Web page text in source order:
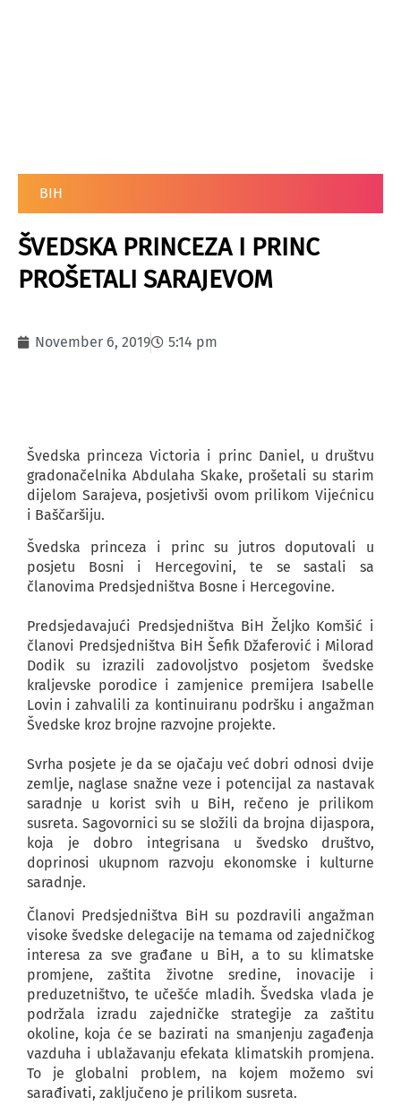
BIH
ŠVEDSKA PRINCEZA I PRINC
PROŠETALI SARAJEVOM
November 6, 2019 5:14 pm
Švedska princeza Victoria i princ Daniel, u društvu
gradonačelnika Abdulaha Skake, prošetali su starim
dijelom Sarajeva, posjetivši ovom prilikom Vijećnicu
i Baščaršiju.
Švedska princeza i princ su jutros doputovali u
posjetu Bosni i Hercegovini, te se sastali sa
članovima Predsjedništva Bosne i Hercegovine.
Predsjedavajući Predsjedništva BiH Željko Komšić i
članovi Predsjedništva BiH Šefik Džaferović i Milorad
Dodik su izrazili zadovoljstvo posjetom švedske
kraljevske porodice i zamjenice premijera Isabelle
Lovin i zahvalili za kontinuiranu podršku i angažman
Švedske kroz brojne razvojne projekte.
Svrha posjete je da se ojačaju već dobri odnosi dvije
zemlje, naglase snažne veze i potencijal za nastavak
saradnje u korist svih u BiH, rečeno je prilikom
susreta. Sagovornici su se složili da brojna dijaspora,
koja je dobro integrisana u švedsko društvo,
doprinosi ukupnom razvoju ekonomske i kulturne
saradnje.
Članovi Predsjedništva BiH su pozdravili angažman
visoke švedske delegacije na temama od zajedničkog
interesa za sve građane u BiH, a to su klimatske
promjene, zaštita životne sredine, inovacije i
preduzetništvo, te učešće mladih. Švedska vlada je
podržala izradu zajedničke strategije za zaštitu
okoline, koja će se bazirati na smanjenju zagađenja
vazduha i ublažavanju efekata klimatskih promjena.
To je globalni problem, na kojem možemo svi
sarađivati, zaključeno je prilikom susreta.